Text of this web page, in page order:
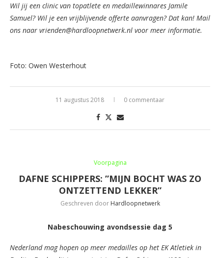
Wil jij een clinic van topatlete en medaillewinnares Jamile
Samuel? Wil je een vrijblijvende offerte aanvragen? Dat kan! Mail
ons naar vrienden@hardloopnetwerk.nl voor meer informatie.
Foto: Owen Westerhout
11 augustus 2018 0 commentaar
Voorpagina
DAFNE SCHIPPERS: ”MIJN BOCHT WAS ZO
ONTZETTEND LEKKER”
Geschreven door Hardloopnetwerk
Nabeschouwing avondsessie dag 5
Nederland mag hopen op meer medailles op het EK Atletiek in